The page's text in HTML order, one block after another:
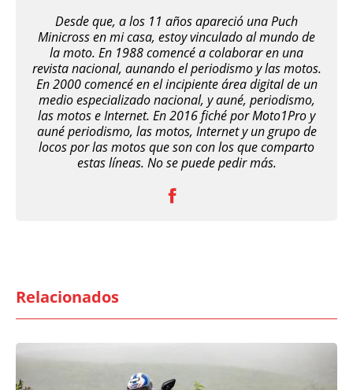
Desde que, a los 11 años apareció una Puch
Minicross en mi casa, estoy vinculado al mundo de
la moto. En 1988 comencé a colaborar en una
revista nacional, aunando el periodismo y las motos.
En 2000 comencé en el incipiente área digital de un
medio especializado nacional, y auné, periodismo,
las motos e Internet. En 2016 fiché por Moto1Pro y
auné periodismo, las motos, Internet y un grupo de
locos por las motos que son con los que comparto
estas líneas. No se puede pedir más.
Relacionados